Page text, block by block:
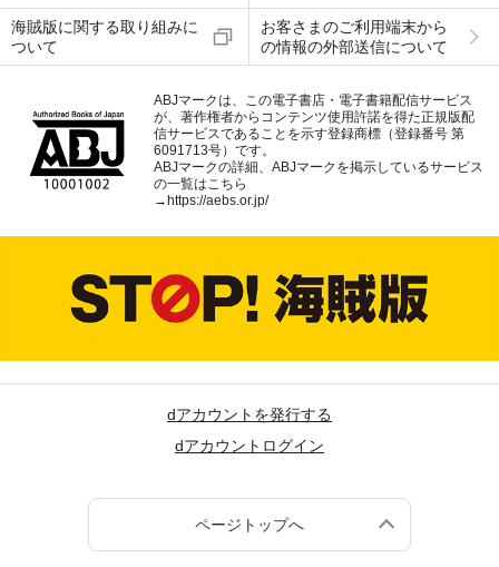
海賊版に関する取り組みに
ついて
お客さまのご利用端末から
の情報の外部送信について
ABJマークは、この電子書店・電子書籍配信サービス
が、著作権者からコンテンツ使用許諾を得た正規版配
信サービスであることを示す登録商標（登録番号 第
6091713号）です。
ABJマークの詳細、ABJマークを掲示しているサービス
の一覧はこちら
→https://aebs.or.jp/
dアカウントを発行する
dアカウントログイン
ページトップへ